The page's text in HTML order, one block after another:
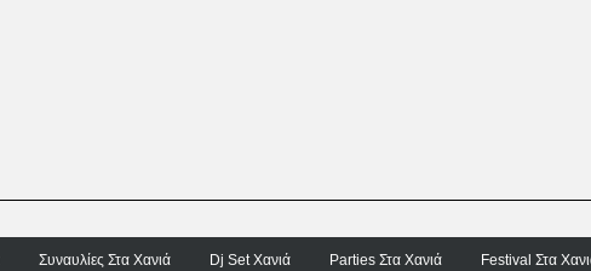
Συναυλίες Στα Χανιά Dj Set Χανιά Parties Στα Χανιά Festival Στα